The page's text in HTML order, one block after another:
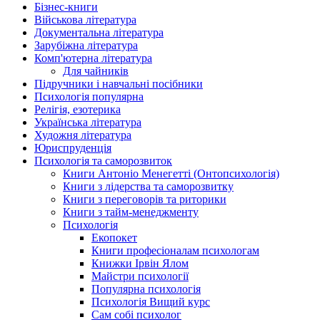
Бізнес-книги
Військова література
Документальна література
Зарубіжна література
Комп'ютерна література
Для чайників
Підручники і навчальні посібники
Психологія популярна
Релігія, езотерика
Українська література
Художня література
Юриспруденція
Психологія та саморозвиток
Книги Антоніо Менегетті (Онтопсихологія)
Книги з лідерства та саморозвитку
Книги з переговорів та риторики
Книги з тайм-менеджменту
Психологія
Екопокет
Книги професіоналам психологам
Книжки Ірвін Ялом
Майстри психології
Популярна психологія
Психологія Вищий курс
Сам собі психолог